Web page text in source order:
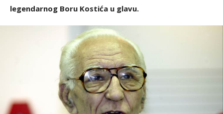
legendarnog Boru Kostića u glavu.